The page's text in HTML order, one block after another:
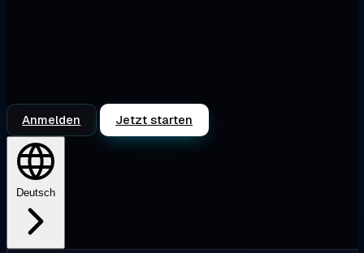
Anmelden Jetzt starten
Deutsch